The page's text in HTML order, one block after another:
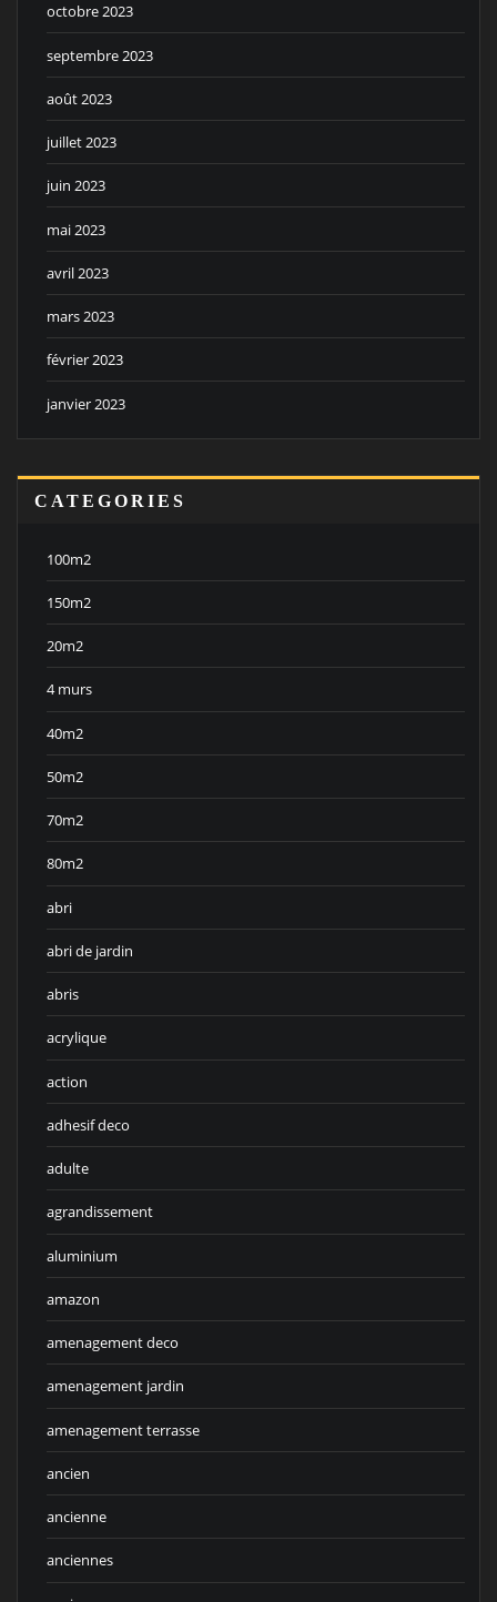
octobre 2023
septembre 2023
août 2023
juillet 2023
juin 2023
mai 2023
avril 2023
mars 2023
février 2023
janvier 2023
CATEGORIES
100m2
150m2
20m2
4 murs
40m2
50m2
70m2
80m2
abri
abri de jardin
abris
acrylique
action
adhesif deco
adulte
agrandissement
aluminium
amazon
amenagement deco
amenagement jardin
amenagement terrasse
ancien
ancienne
anciennes